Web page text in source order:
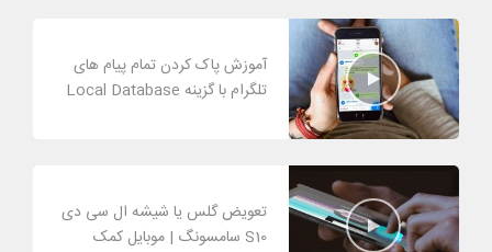
آموزش پاک کردن تمام پیام های
تلگرام با گزینه Local Database
تعویض گلس یا شیشه ال سی دی
S10 سامسونگ | موبایل کمک